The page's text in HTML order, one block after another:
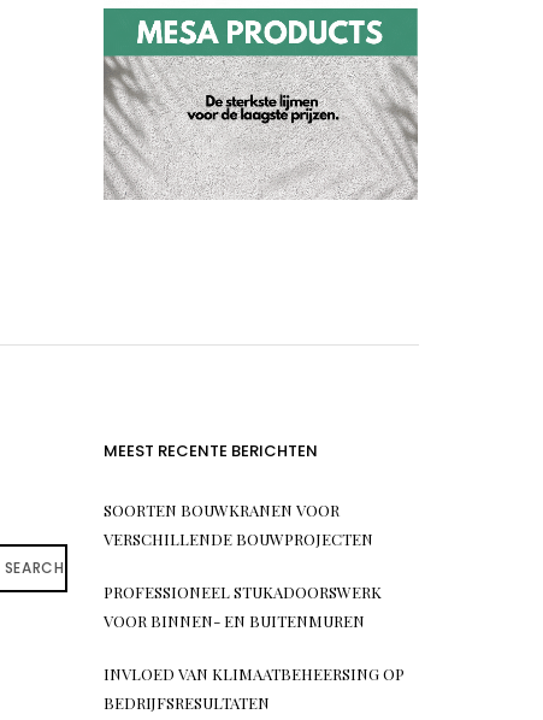
SEARCH
MEEST RECENTE BERICHTEN
SOORTEN BOUWKRANEN VOOR
VERSCHILLENDE BOUWPROJECTEN
PROFESSIONEEL STUKADOORSWERK
VOOR BINNEN- EN BUITENMUREN
INVLOED VAN KLIMAATBEHEERSING OP
BEDRIJFSRESULTATEN